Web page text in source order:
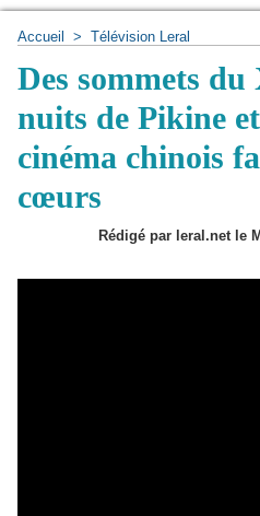
Accueil > Télévision Leral
Des sommets
nuits de Pikine
cinéma chinois
cœurs
Rédigé par leral.net le